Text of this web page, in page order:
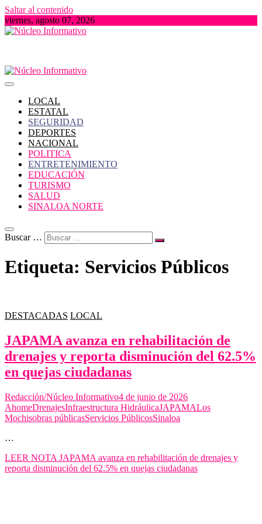
Saltar al contenido
viernes, agosto 07, 2026
LOCAL
ESTATAL
SEGURIDAD
DEPORTES
NACIONAL
POLITICA
ENTRETENIMIENTO
EDUCACIÓN
TURISMO
SALUD
SINALOA NORTE
Buscar …
Etiqueta: Servicios Públicos
DESTACADAS LOCAL
JAPAMA avanza en rehabilitación de
drenajes y reporta disminución del 62.5%
en quejas ciudadanas
Redacción/Núcleo Informativo4 de junio de 2026
AhomeDrenajesInfraestructura HidráulicaJAPAMALos
Mochisobras públicasServicios PúblicosSinaloa
…
LEER NOTA JAPAMA avanza en rehabilitación de drenajes y
reporta disminución del 62.5% en quejas ciudadanas